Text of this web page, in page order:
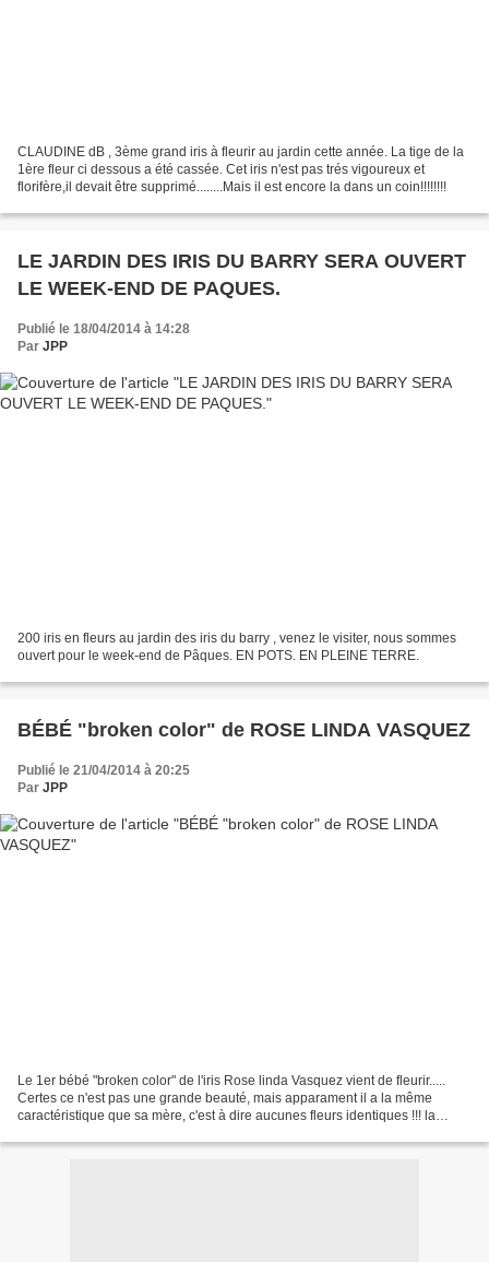
CLAUDINE dB , 3ème grand iris à fleurir au jardin cette année. La tige de la
1ère fleur ci dessous a été cassée. Cet iris n'est pas trés vigoureux et
florifère,il devait être supprimé........Mais il est encore la dans un coin!!!!!!!!
LE JARDIN DES IRIS DU BARRY SERA OUVERT
LE WEEK-END DE PAQUES.
Publié le 18/04/2014 à 14:28
Par JPP
200 iris en fleurs au jardin des iris du barry , venez le visiter, nous sommes
ouvert pour le week-end de Pâques. EN POTS. EN PLEINE TERRE.
BÉBÉ "broken color" de ROSE LINDA VASQUEZ
Publié le 21/04/2014 à 20:25
Par JPP
Le 1er bébé "broken color" de l'iris Rose linda Vasquez vient de fleurir.....
Certes ce n'est pas une grande beauté, mais apparament il a la même
caractéristique que sa mère, c'est à dire aucunes fleurs identiques !!! la